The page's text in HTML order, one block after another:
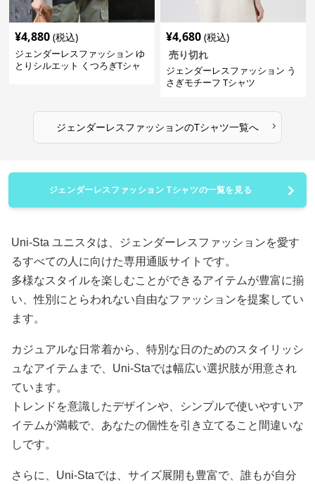
¥4,880 (税込)
ジェンダーレスファッション ゆ
とりシルエット くつろぎTシャ
¥4,680 (税込)
売り切れ
ジェンダーレスファッション う
さぎモチーフ Tシャツ
ジェンダーレスファッションのTシャツ一覧へ ›
ジェンダーレスファッション Tシャツの一覧を見る
Uni-Sta ユニスタは、ジェンダーレスファッションを愛す
るすべての人に向けた専用通販サイトです。
多様なスタイルを楽しむことができるアイテムが豊富に揃
い、性別にとらわれない自由なファッションを提案してい
ます。
カジュアルな日常着から、特別な日のためのスタイリッシ
ュなアイテムまで、Uni-Staでは幅広い選択肢が用意され
ています。
トレンドを意識したデザインや、シンプルで使いやすいア
イテムが満載で、あなたの個性を引き立てること間違いな
しです。
さらに、Uni-Staでは、サイズ展開も豊富で、誰もが自分